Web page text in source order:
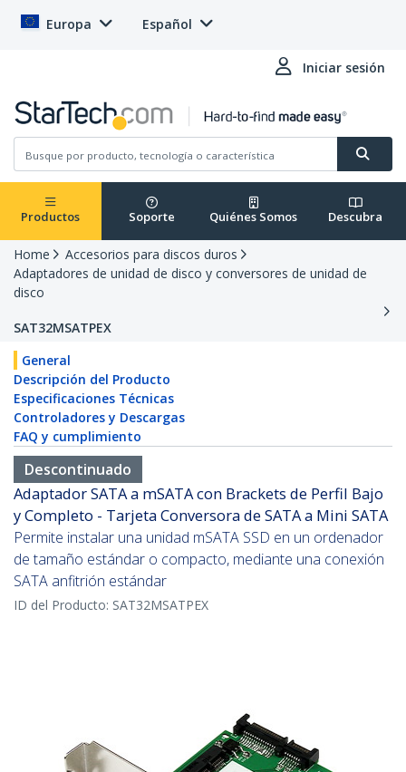
Europa Español
Iniciar sesión
Productos Soporte Quiénes Somos Descubra
Home
Accesorios para discos duros
Adaptadores de unidad de disco y conversores de unidad de
disco
SAT32MSATPEX
General
Descripción del Producto
Especificaciones Técnicas
Controladores y Descargas
FAQ y cumplimiento
Descontinuado
Adaptador SATA a mSATA con Brackets de Perfil Bajo
y Completo - Tarjeta Conversora de SATA a Mini SATA
Permite instalar una unidad mSATA SSD en un ordenador
de tamaño estándar o compacto, mediante una conexión
SATA anfitrión estándar
ID del Producto: SAT32MSATPEX